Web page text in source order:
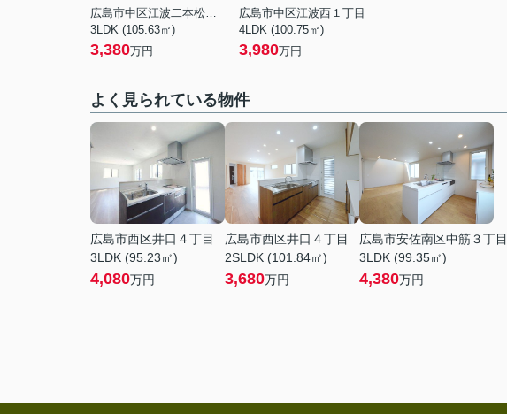
広島市中区江波二本松２丁目
3LDK (105.63㎡)
3,380万円
広島市中区江波西１丁目
4LDK (100.75㎡)
3,980万円
よく見られている物件
広島市西区井口４丁目
3LDK (95.23㎡)
4,080万円
広島市西区井口４丁目
2SLDK (101.84㎡)
3,680万円
広島市安佐南区中筋３丁目
3LDK (99.35㎡)
4,380万円